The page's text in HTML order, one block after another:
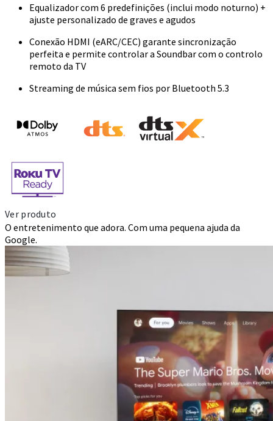
Equalizador com 6 predefinições (inclui modo noturno) +
ajuste personalizado de graves e agudos
Conexão HDMI (eARC/CEC) garante sincronização
perfeita e permite controlar a Soundbar com o controlo
remoto da TV
Streaming de música sem fios por Bluetooth 5.3
Ver produto
O entretenimento que adora. Com uma pequena ajuda da
Google.